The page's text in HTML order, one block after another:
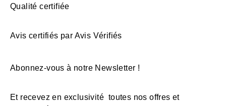
Qualité certifiée
Avis certifiés par Avis Vérifiés
Abonnez-vous à notre Newsletter !
Et recevez en exclusivité toutes nos offres et